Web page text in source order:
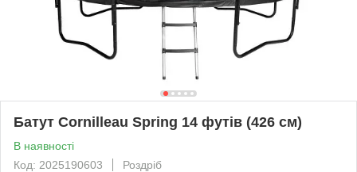
Батут Cornilleau Spring 14 футів (426 см)
В наявності
Код: 2025190603
Роздріб